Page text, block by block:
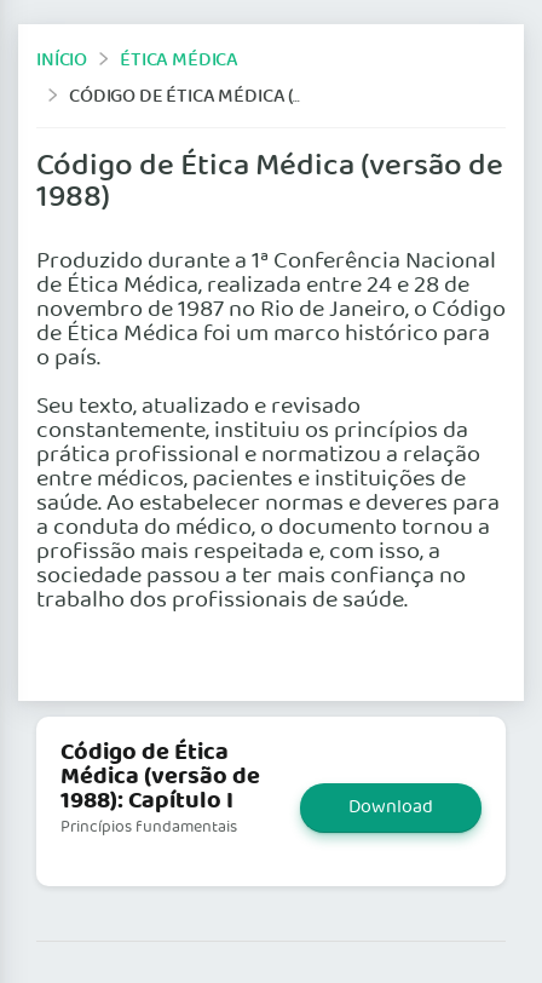
INÍCIO
ÉTICA MÉDICA
CÓDIGO DE ÉTICA MÉDICA (VERSÃO DE 1988)
Código de Ética Médica (versão de
1988)
Produzido durante a 1ª Conferência Nacional
de Ética Médica, realizada entre 24 e 28 de
novembro de 1987 no Rio de Janeiro, o Código
de Ética Médica foi um marco histórico para
o país.
Seu texto, atualizado e revisado
constantemente, instituiu os princípios da
prática profissional e normatizou a relação
entre médicos, pacientes e instituições de
saúde. Ao estabelecer normas e deveres para
a conduta do médico, o documento tornou a
profissão mais respeitada e, com isso, a
sociedade passou a ter mais confiança no
trabalho dos profissionais de saúde.
Código de Ética
Médica (versão de
1988): Capítulo I
Princípios fundamentais
Download